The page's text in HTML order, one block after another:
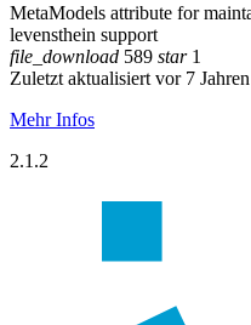
MetaModels attribute for
levensthein support
file_download 589 star1
Zuletzt aktualisiert vor 7 Jahren
Mehr Infos
2.1.2